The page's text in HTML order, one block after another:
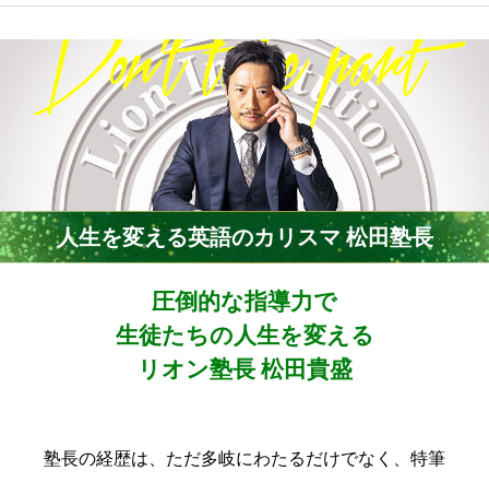
人生を変える英語のカリスマ 松田塾長
圧倒的な指導力で
生徒たちの人生を変える
リオン塾長 松田貴盛
塾長の経歴は、ただ多岐にわたるだけでなく、特筆